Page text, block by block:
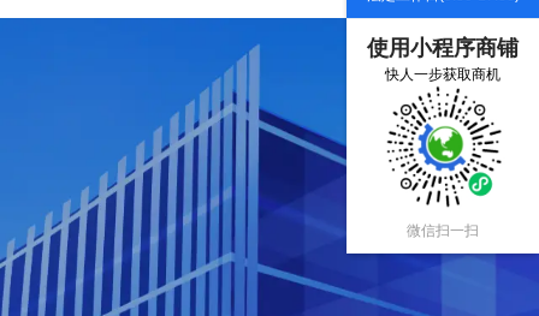
使用小程序商铺
快人一步获取商机
微信扫一扫